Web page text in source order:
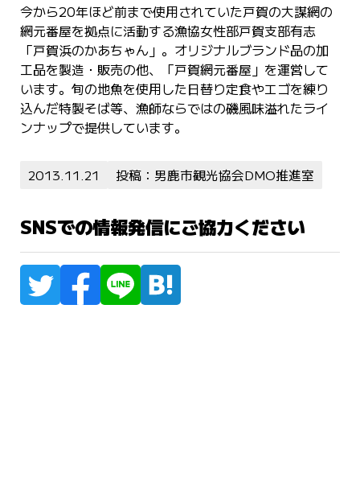
今から20年ほど前まで使用されていた戸賀の大謀網の
網元番屋を拠点に活動する漁協女性部戸賀支部有志
「戸賀浜のかあちゃん」。オリジナルブランド品の加
工品を製造・販売の他、「戸賀網元番屋」を運営して
います。旬の地魚を使用した日替り定食やエゴを練り
込んだ特製そば等、漁師ならではの磯風味溢れたライ
ンナップで提供しています。
2013.11.21 投稿：男鹿市観光協会DMO推進室
SNSでの情報発信にご協力ください